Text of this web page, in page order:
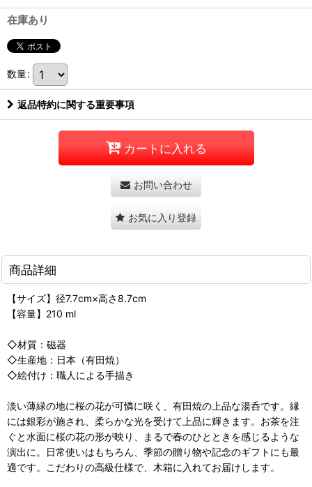
在庫あり
数量:
返品特約に関する重要事項
カートに入れる
お問い合わせ
お気に入り登録
商品詳細
【サイズ】径7.7cm×高さ8.7cm
【容量】210 ml
◇材質：磁器
◇生産地：日本（有田焼）
◇絵付け：職人による手描き
淡い薄緑の地に桜の花が可憐に咲く、有田焼の上品な湯呑です。縁
には銀彩が施され、柔らかな光を受けて上品に輝きます。お茶を注
ぐと水面に桜の花の形が映り、まるで春のひとときを感じるような
演出に。日常使いはもちろん、季節の贈り物や記念のギフトにも最
適です。こだわりの高級仕様で、木箱に入れてお届けします。